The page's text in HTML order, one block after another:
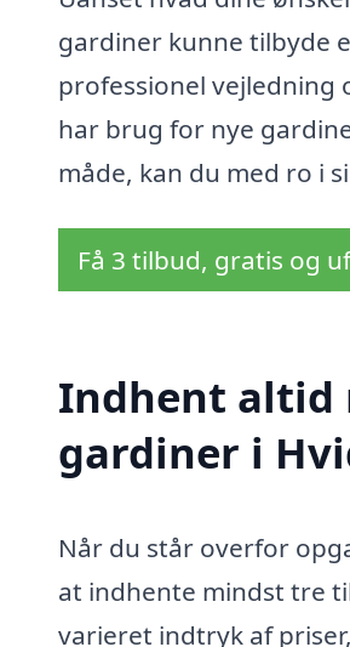
gardiner kunne tilbyde
professionel vejledning
har brug for nye
måde, kan du med ro i
Få 3 tilbud, gratis og
Indhent altid
gardiner i
Når du står overfor
at indhente mindst tre
varieret indtryk af